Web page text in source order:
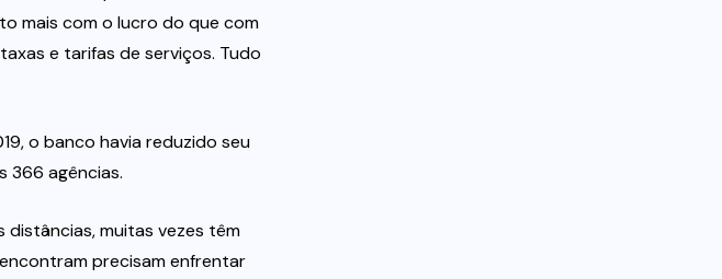
mais com o lucro do que com
e tarifas de serviços. Tudo
o banco havia reduzido seu
366 agências.
distâncias, muitas vezes têm
precisam enfrentar